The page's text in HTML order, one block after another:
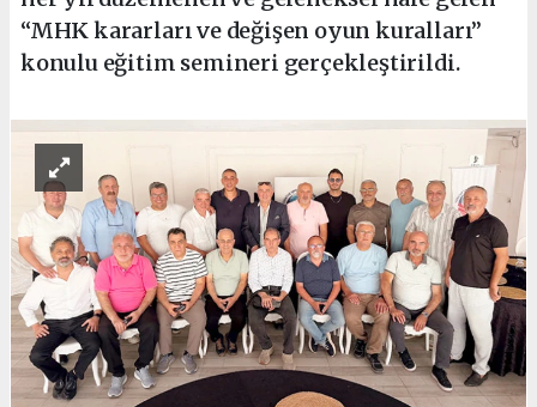
“MHK kararları ve değişen oyun kuralları”
konulu eğitim semineri gerçekleştirildi.